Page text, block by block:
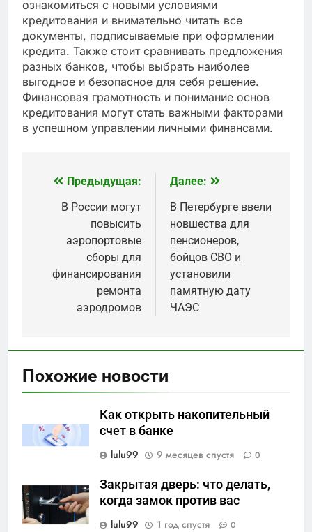
ознакомиться с новыми условиями
кредитования и внимательно читать все
документы, подписываемые при оформлении
кредита. Также стоит сравнивать предложения
разных банков, чтобы выбрать наиболее
выгодное и безопасное для себя решение.
Финансовая грамотность и понимание основ
кредитования могут стать важными факторами
в успешном управлении личными финансами.
Навигация
записям
Предыдущая:
В России могут
повысить
аэропортовые
сборы для
финансирования
ремонта
аэродромов
Далее:
В Петербурге ввели
новшества для
пенсионеров,
бойцов СВО и
установили
памятную дату
ЧАЭС
Похожие новости
Как открыть накопительный
счет в банке
lulu99
9 месяцев спустя 0
Закрытая дверь: что делать,
когда замок против вас
lulu99
1 год спустя 0